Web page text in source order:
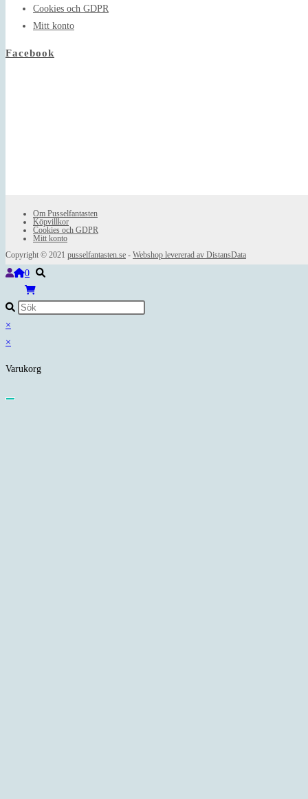
Cookies och GDPR
Mitt konto
Facebook
Om Pusselfantasten
Köpvillkor
Cookies och GDPR
Mitt konto
Copyright © 2021 pusselfantasten.se - Webshop levererad av DistansData
0
×
×
Varukorg